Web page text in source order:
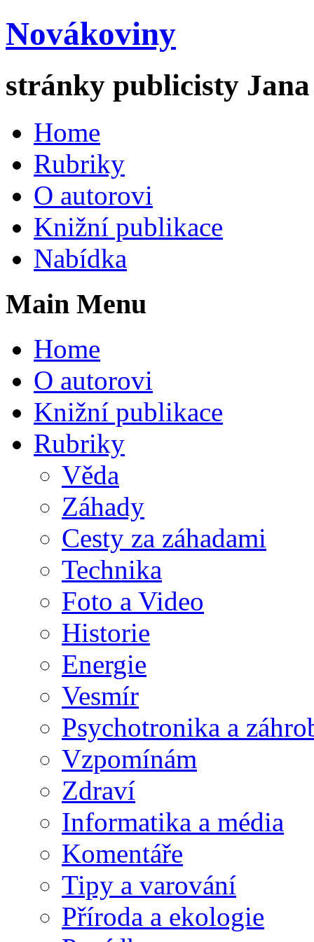
Novákoviny
stránky publicisty
Home
Rubriky
O autorovi
Knižní publikace
Nabídka
Main Menu
Home
O autorovi
Knižní publikace
Rubriky
Věda
Záhady
Cesty za záhadami
Technika
Foto a Video
Historie
Energie
Vesmír
Psychotronika a
Vzpomínám
Zdraví
Informatika a média
Komentáře
Tipy a varování
Příroda a ekologie